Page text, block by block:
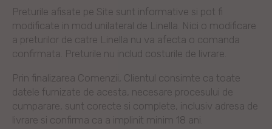
Preturile afisate pe Site sunt informative si pot fi
modificate in mod unilateral de Linella. Nici o modificare
a preturilor de catre Linella nu va afecta o comanda
confirmata. Preturile nu includ costurile de livrare.
Prin finalizarea Comenzii, Clientul consimte ca toate
datele furnizate de acesta, necesare procesului de
cumparare, sunt corecte si complete, inclusiv adresa de
livrare si confirma ca a implinit minim 18 ani.